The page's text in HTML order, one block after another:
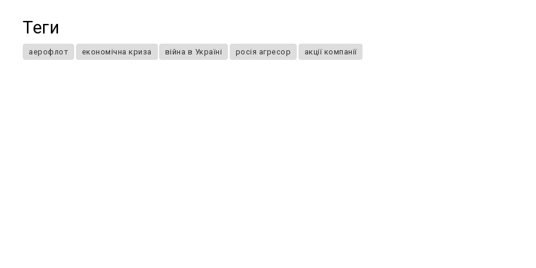
Теги
аерофлот економічна криза війна в Україні росія агресор акції компанії